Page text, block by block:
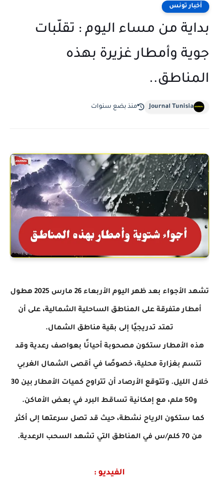
أخبار تونس
بداية من مساء اليوم : تقلّبات
جوية وأمطار غزيرة بهذه
المناطق..
Journal Tunisia منذ بضع سنوات
تشهد الأجواء بعد ظهر اليوم الأربعاء 26 مارس 2025 هطول
أمطار متفرقة على المناطق الساحلية الشمالية، على أن
تمتد تدريجيًا إلى بقية مناطق الشمال.
هذه الأمطار ستكون مصحوبة أحيانًا بعواصف رعدية وقد
تتسم بغزارة محلية، خصوصًا في أقصى الشمال الغربي
خلال الليل. وتتوقع الأرصاد أن تتراوح كميات الأمطار بين 30
و50 ملم، مع إمكانية تساقط البرد في بعض الأماكن.
كما ستكون الرياح نشطة، حيث قد تصل سرعتها إلى أكثر
من 70 كلم/س في المناطق التي تشهد السحب الرعدية.
الفيديو :